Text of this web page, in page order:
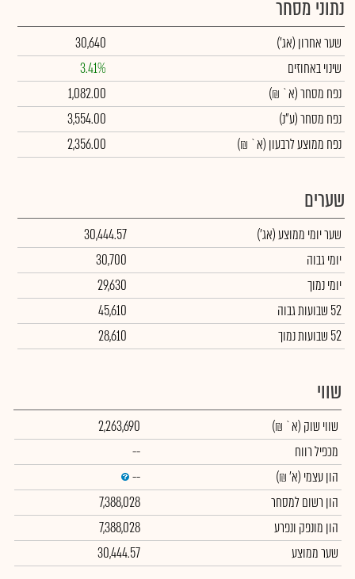
נתוני מסחר
שער אחרון (אג')
30,640
שינוי באחוזים
3.41%
נפח מסחר(א` ₪)
1,082.00
נפח מסחר(ע"נ)
3,554.00
נפח ממוצע לרבעון (א` ₪)
2,356.00
שערים
שער יומי ממוצע(אג')
30,444.57
יומי גבוה
30,700
יומי נמוך
29,630
52 שבועות גבוה
45,610
52 שבועות נמוך
28,610
שווי
שווי שוק (א` ₪)
2,263,690
מכפיל רווח
--
הון עצמי (א' ₪)
--
הון רשום למסחר
7,388,028
הון מונפק ונפרע
7,388,028
שער ממוצע
30,444.57